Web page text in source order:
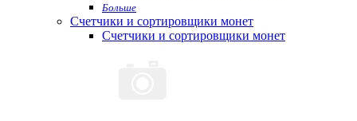
Больше
Счетчики и сортировщики монет
Счетчики и сортировщики монет